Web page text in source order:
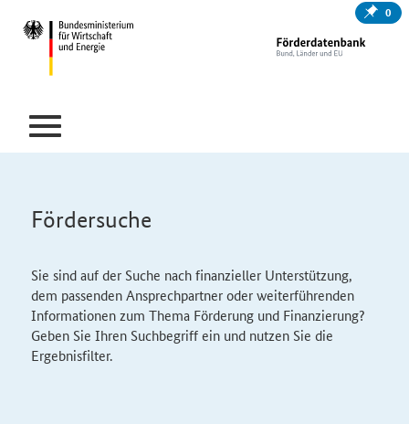
0
Fördersuche
Sie sind auf der Suche nach finanzieller Unterstützung,
dem passenden Ansprechpartner oder weiterführenden
Informationen zum Thema Förderung und Finanzierung?
Geben Sie Ihren Suchbegriff ein und nutzen Sie die
Ergebnisfilter.